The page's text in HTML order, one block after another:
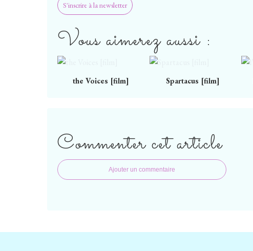
S'inscrire à la newsletter
Vous aimerez aussi :
the Voices [film] Spartacus [film]
Commenter cet article
Ajouter un commentaire